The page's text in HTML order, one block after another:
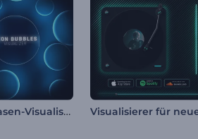
Neon-Blasen-Visualisierer